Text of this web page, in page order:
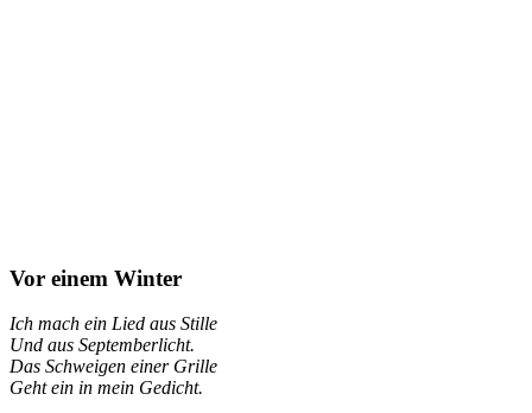
Vor einem Winter
Ich mach ein Lied aus Stille
Und aus Septemberlicht.
Das Schweigen einer Grille
Geht ein in mein Gedicht.